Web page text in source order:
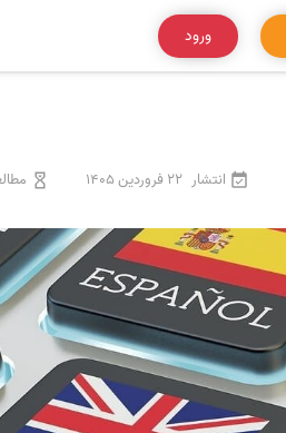
ورود
انتشار 22 فروردین 1405